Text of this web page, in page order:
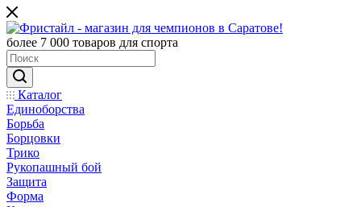
более 7 000 товаров для спорта
Каталог
Единоборства
Борьба
Борцовки
Трико
Рукопашный бой
Защита
Форма